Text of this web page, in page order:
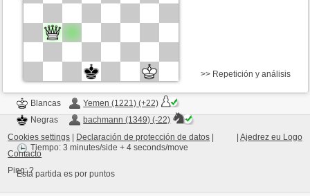
Blancas
Yemen (1221) (+22)
Negras
bachmann (1349) (-22)
Tiempo: 3 minutes/side + 4 seconds/move
Esta partida es por puntos
>> Repetición y análisis
Ajedrez eu Logo
Cookies settings Declaración de protección de datos
Contacto
Ping:?